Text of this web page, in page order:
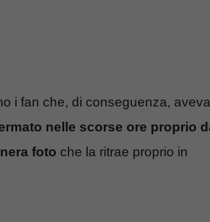
i fan che, di conseguenza,
nelle scorse ore proprio
foto che la ritrae proprio in